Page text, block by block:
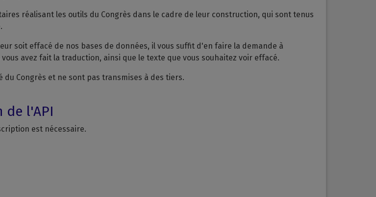
réalisant les outils du Congrès dans le cadre de leur construction, qui sont tenus
soit effacé de nos bases de données, il vous suffit d'en faire la demande à
avez fait la traduction, ainsi que le texte que vous souhaitez voir effacé.
Congrès et ne sont pas transmises à des tiers.
l'API
est nécessaire.